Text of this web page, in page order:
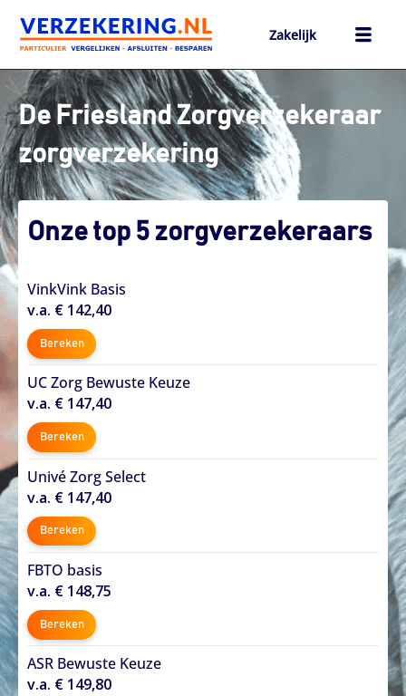
naar
inhoud
Zakelijk
De Friesland Zorgverzekeraar
zorgverzekering
Onze top 5 zorgverzekeraars
VinkVink Basis
v.a. € 142,40
Bereken
UC Zorg Bewuste Keuze
v.a. € 147,40
Bereken
Univé Zorg Select
v.a. € 147,40
Bereken
FBTO basis
v.a. € 148,75
Bereken
ASR Bewuste Keuze
v.a. € 149,80